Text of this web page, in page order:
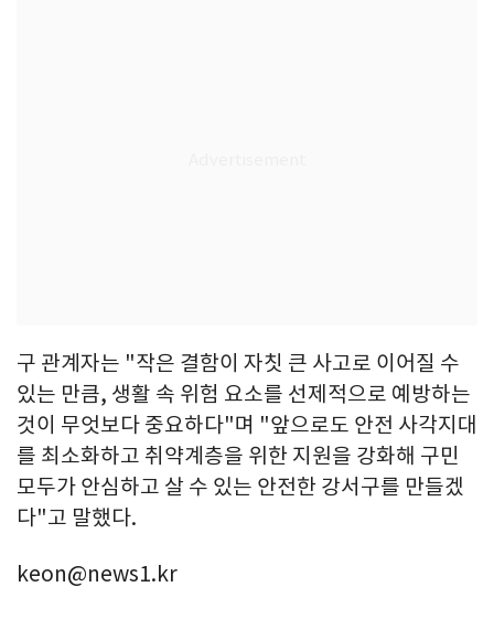
구 관계자는 "작은 결함이 자칫 큰 사고로 이어질 수
있는 만큼, 생활 속 위험 요소를 선제적으로 예방하는
것이 무엇보다 중요하다"며 "앞으로도 안전 사각지대
를 최소화하고 취약계층을 위한 지원을 강화해 구민
모두가 안심하고 살 수 있는 안전한 강서구를 만들겠
다"고 말했다.
keon@news1.kr